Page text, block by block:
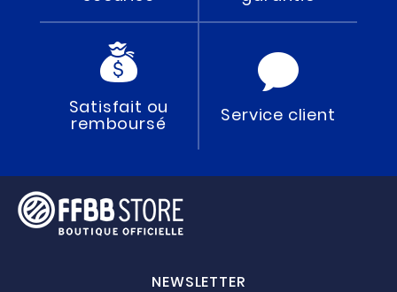
Satisfait ou
remboursé Service client
NEWSLETTER